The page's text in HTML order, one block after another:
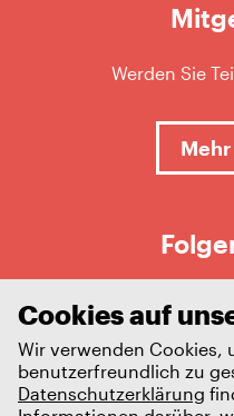
Werden Sie
Cookies auf
Wir verwenden Cookies,
benutzerfreundlich zu
Datenschutzerklärung